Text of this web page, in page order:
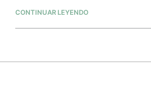
CONTINUAR LEYENDO